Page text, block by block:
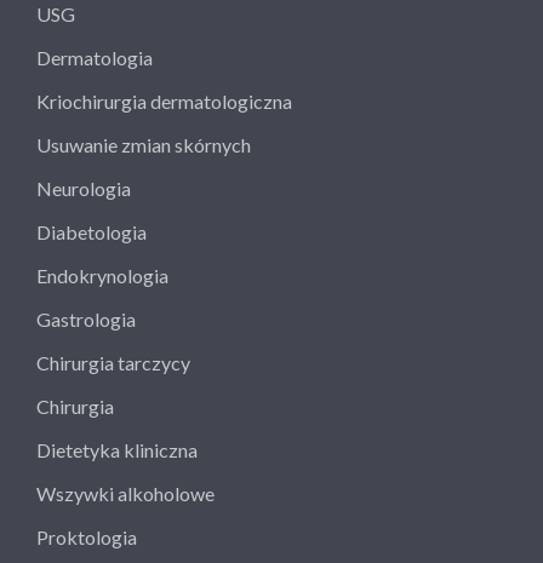
USG
Dermatologia
Kriochirurgia dermatologiczna
Usuwanie zmian skórnych
Neurologia
Diabetologia
Endokrynologia
Gastrologia
Chirurgia tarczycy
Chirurgia
Dietetyka kliniczna
Wszywki alkoholowe
Proktologia